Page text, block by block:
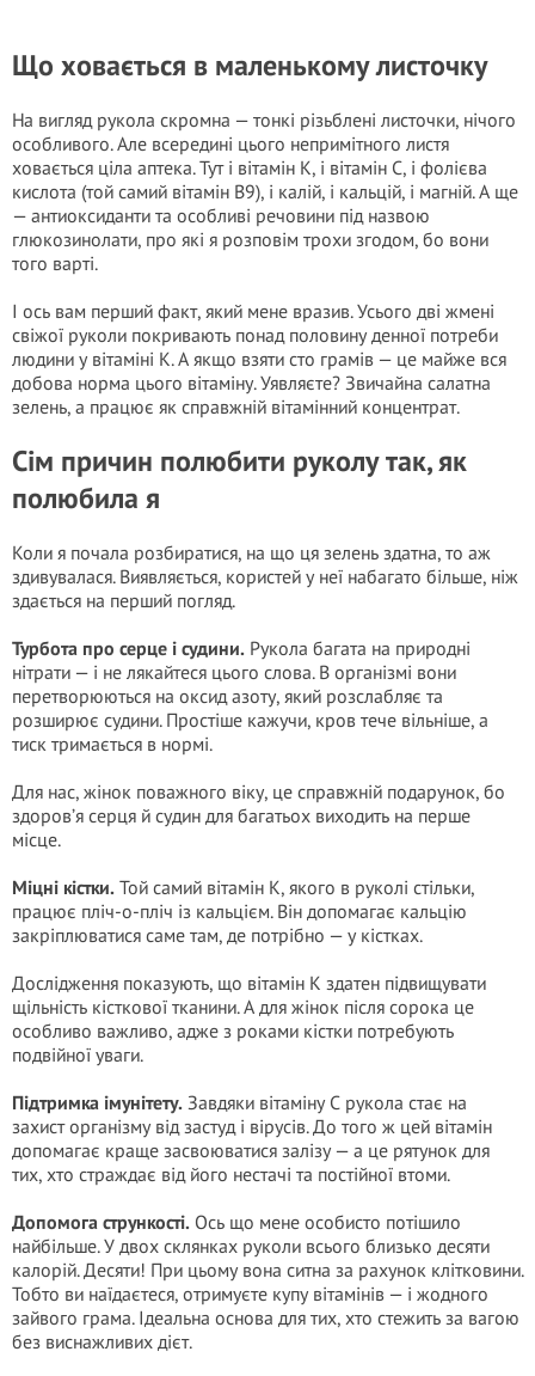
Що ховається в маленькому листочку
На вигляд рукола скромна — тонкі різьблені листочки, нічого
особливого. Але всередині цього непримітного листя
ховається ціла аптека. Тут і вітамін К, і вітамін С, і фолієва
кислота (той самий вітамін В9), і калій, і кальцій, і магній. А ще
— антиоксиданти та особливі речовини під назвою
глюкозинолати, про які я розповім трохи згодом, бо вони
того варті.
І ось вам перший факт, який мене вразив. Усього дві жмені
свіжої руколи покривають понад половину денної потреби
людини у вітаміні К. А якщо взяти сто грамів — це майже вся
добова норма цього вітаміну. Уявляєте? Звичайна салатна
зелень, а працює як справжній вітамінний концентрат.
Сім причин полюбити руколу так, як
полюбила я
Коли я почала розбиратися, на що ця зелень здатна, то аж
здивувалася. Виявляється, користей у неї набагато більше, ніж
здається на перший погляд.
Турбота про серце і судини. Рукола багата на природні
нітрати — і не лякайтеся цього слова. В організмі вони
перетворюються на оксид азоту, який розслабляє та
розширює судини. Простіше кажучи, кров тече вільніше, а
тиск тримається в нормі.
Для нас, жінок поважного віку, це справжній подарунок, бо
здоров’я серця й судин для багатьох виходить на перше
місце.
Міцні кістки. Той самий вітамін К, якого в руколі стільки,
працює пліч-о-пліч із кальцієм. Він допомагає кальцію
закріплюватися саме там, де потрібно — у кістках.
Дослідження показують, що вітамін К здатен підвищувати
щільність кісткової тканини. А для жінок після сорока це
особливо важливо, адже з роками кістки потребують
подвійної уваги.
Підтримка імунітету. Завдяки вітаміну С рукола стає на
захист організму від застуд і вірусів. До того ж цей вітамін
допомагає краще засвоюватися залізу — а це рятунок для
тих, хто страждає від його нестачі та постійної втоми.
Допомога стрункості. Ось що мене особисто потішило
найбільше. У двох склянках руколи всього близько десяти
калорій. Десяти! При цьому вона ситна за рахунок клітковини.
Тобто ви наїдаєтеся, отримуєте купу вітамінів — і жодного
зайвого грама. Ідеальна основа для тих, хто стежить за вагою
без виснажливих дієт.